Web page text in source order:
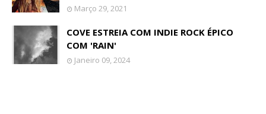
Março 29, 2021
COVE ESTREIA COM INDIE ROCK ÉPICO
COM 'RAIN'
Janeiro 09, 2024